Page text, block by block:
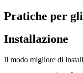
Pratiche per
Installazione
Il modo migliore di